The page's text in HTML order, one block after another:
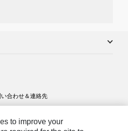
合わせ＆連絡先
to improve your